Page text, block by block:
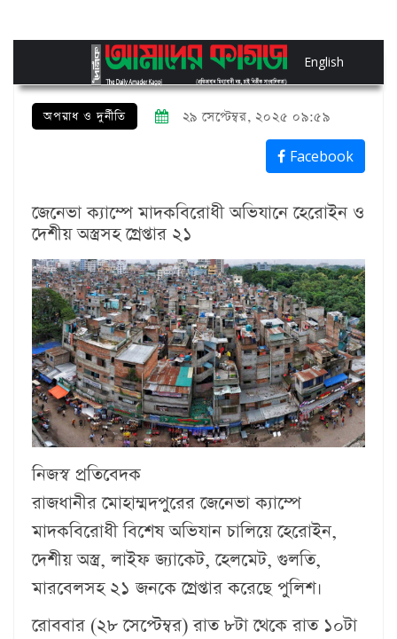
English
অপরাধ ও দুর্নীতি ২৯ সেপ্টেম্বর, ২০২৫ ০৯:৫৯
Facebook
জেনেভা ক্যাম্পে মাদকবিরোধী অভিযানে হেরোইন ও
দেশীয় অস্ত্রসহ গ্রেপ্তার ২১
নিজস্ব প্রতিবেদক
রাজধানীর মোহাম্মদপুরের জেনেভা ক্যাম্পে
মাদকবিরোধী বিশেষ অভিযান চালিয়ে হেরোইন,
দেশীয় অস্ত্র, লাইফ জ্যাকেট, হেলমেট, গুলতি,
মারবেলসহ ২১ জনকে গ্রেপ্তার করেছে পুলিশ।
রোববার (২৮ সেপ্টেম্বর) রাত ৮টা থেকে রাত ১০টা